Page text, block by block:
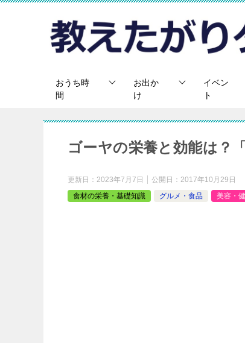
おうち時
間
お出か
け
イベン
ト
ゴーヤの栄養と効能は？
更新日： 2023年7月7日 公開日： 2017年10月29日
食材の栄養・基礎知識
グルメ・食品 美容・